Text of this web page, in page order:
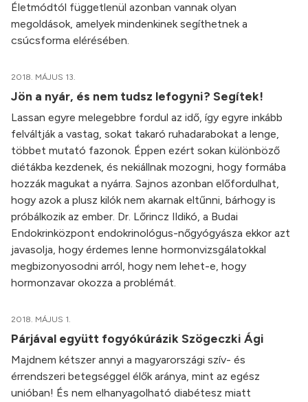
Életmódtól függetlenül azonban vannak olyan
megoldások, amelyek mindenkinek segíthetnek a
csúcsforma elérésében.
2018. MÁJUS 13.
Jön a nyár, és nem tudsz lefogyni? Segítek!
Lassan egyre melegebbre fordul az idő, így egyre inkább
felváltják a vastag, sokat takaró ruhadarabokat a lenge,
többet mutató fazonok. Éppen ezért sokan különböző
diétákba kezdenek, és nekiállnak mozogni, hogy formába
hozzák magukat a nyárra. Sajnos azonban előfordulhat,
hogy azok a plusz kilók nem akarnak eltűnni, bárhogy is
próbálkozik az ember. Dr. Lőrincz Ildikó, a Budai
Endokrinközpont endokrinológus-nőgyógyásza ekkor azt
javasolja, hogy érdemes lenne hormonvizsgálatokkal
megbizonyosodni arról, hogy nem lehet-e, hogy
hormonzavar okozza a problémát.
2018. MÁJUS 1.
Párjával együtt fogyókúrázik Szögeczki Ági
Majdnem kétszer annyi a magyarországi szív- és
érrendszeri betegséggel élők aránya, mint az egész
unióban! És nem elhanyagolható diabétesz miatt